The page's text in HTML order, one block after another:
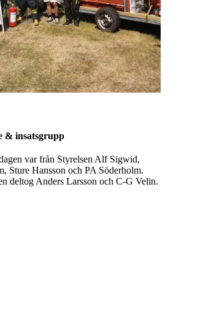
& insatsgrupp
var från Styrelsen Alf Sigwid,
Sture Hansson och PA Söderholm.
deltog Anders Larsson och C-G Velin.